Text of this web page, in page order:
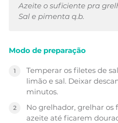
Azeite o suficiente pra
Sal e pimenta q.b.
Modo de preparação
Temperar os filetes de
limão e sal. Deixar
minutos.
No grelhador, grelhar
azeite até ficarem